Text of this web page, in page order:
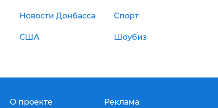
Новости Донбасса Спорт
США Шоубиз
О проекте Реклама